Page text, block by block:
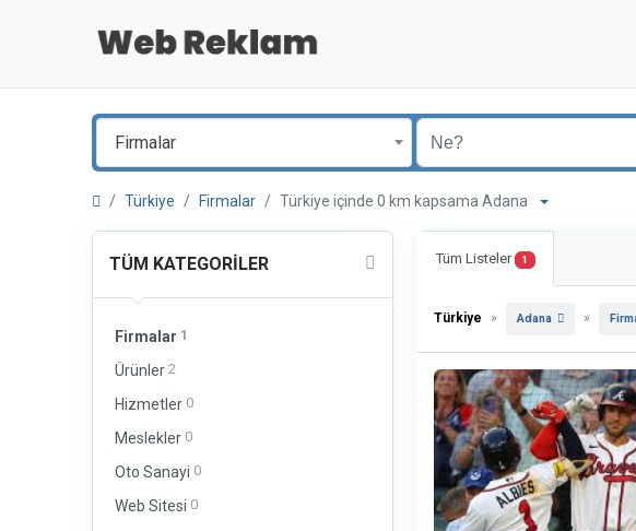
Firmalar
Türkiye Firmalar Türkiye içinde 0 km kapsama Adana
TÜM KATEGORILER
Firmalar 1
Ürünler 2
Hizmetler 0
Meslekler 0
Oto Sanayi 0
Web Sitesi 0
Tüm Listeler 1
Türkiye » Adana »